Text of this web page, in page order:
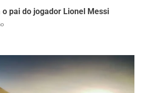
pai do jogador Lionel Messi